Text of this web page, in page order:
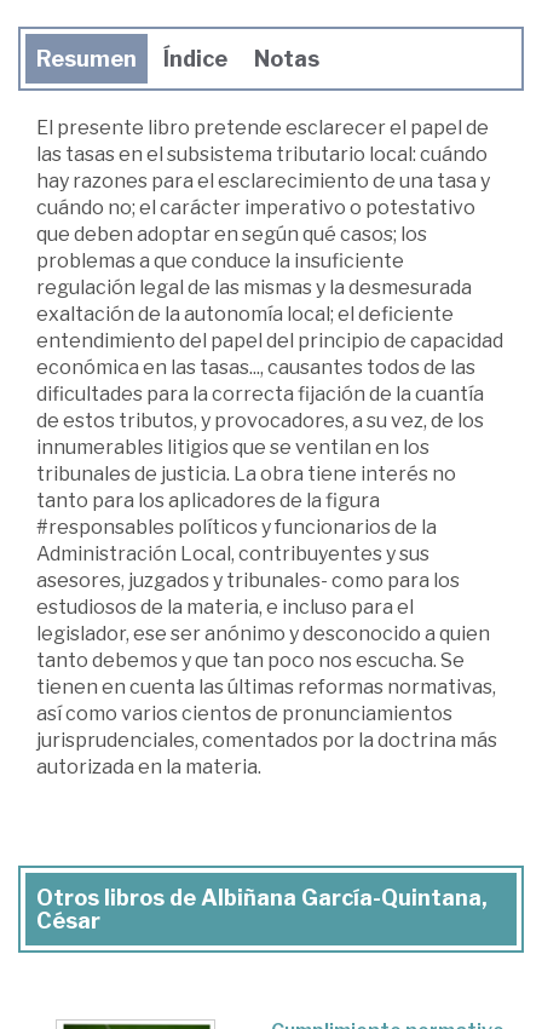
Resumen Índice Notas
El presente libro pretende esclarecer el papel de
las tasas en el subsistema tributario local: cuándo
hay razones para el esclarecimiento de una tasa y
cuándo no; el carácter imperativo o potestativo
que deben adoptar en según qué casos; los
problemas a que conduce la insuficiente
regulación legal de las mismas y la desmesurada
exaltación de la autonomía local; el deficiente
entendimiento del papel del principio de capacidad
económica en las tasas..., causantes todos de las
dificultades para la correcta fijación de la cuantía
de estos tributos, y provocadores, a su vez, de los
innumerables litigios que se ventilan en los
tribunales de justicia. La obra tiene interés no
tanto para los aplicadores de la figura
#responsables políticos y funcionarios de la
Administración Local, contribuyentes y sus
asesores, juzgados y tribunales- como para los
estudiosos de la materia, e incluso para el
legislador, ese ser anónimo y desconocido a quien
tanto debemos y que tan poco nos escucha. Se
tienen en cuenta las últimas reformas normativas,
así como varios cientos de pronunciamientos
jurisprudenciales, comentados por la doctrina más
autorizada en la materia.
Otros libros de Albiñana García-Quintana,
César